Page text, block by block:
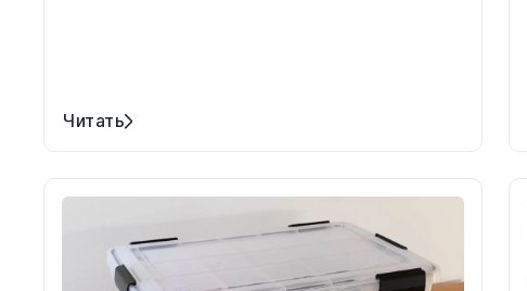
Читать